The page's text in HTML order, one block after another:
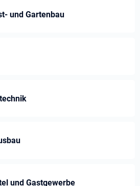
und Gartenbau
und Gastgewerbe